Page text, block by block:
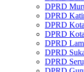
DPRD
DPRD
DPRD
DPRD
DPRD
DPRD
DPRD